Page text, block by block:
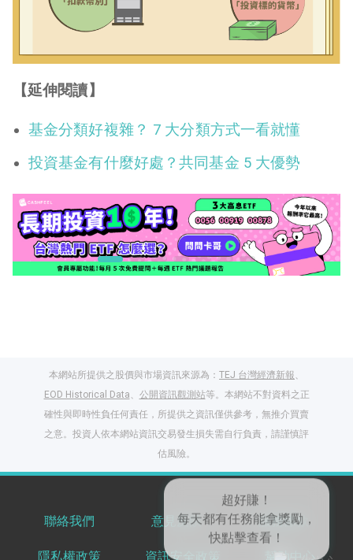
【延伸閱讀】
基金分類好複雜？ 7 大分類方式一看就懂
投資基金有什麼好處？共同基金 5 大優勢
本網站所提供之股價與市場資訊來源為： TEJ 台灣經濟新報、
EOD Historical Data、 公開資訊觀測站等。本網站不對資料之正
確性與即時性負任何責任，所提供之資訊僅供參考，無推介買賣
之意。投資人依本網站資訊交易發生損失需自行負責，請謹慎評
估風險。
聯絡我們 意見反饋 服務條款
隱私權政策 資訊安全政策 幫助中心
任一文章